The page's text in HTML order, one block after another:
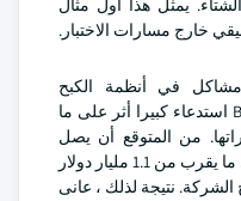
يمثل هذا أول مثال
خارج مسارات الاختبار.
، بسبب مشاكل في أنظمة الكبح
Continental AG ، أصدرت BMW استدعاء كبيرا أثر على ما
سياراتها. من المتوقع أن يصل
التأثير المالي لهذا الاستدعاء إلى ما يقرب من 1.1 مليار دولار
نتيجة لذلك ، عانى